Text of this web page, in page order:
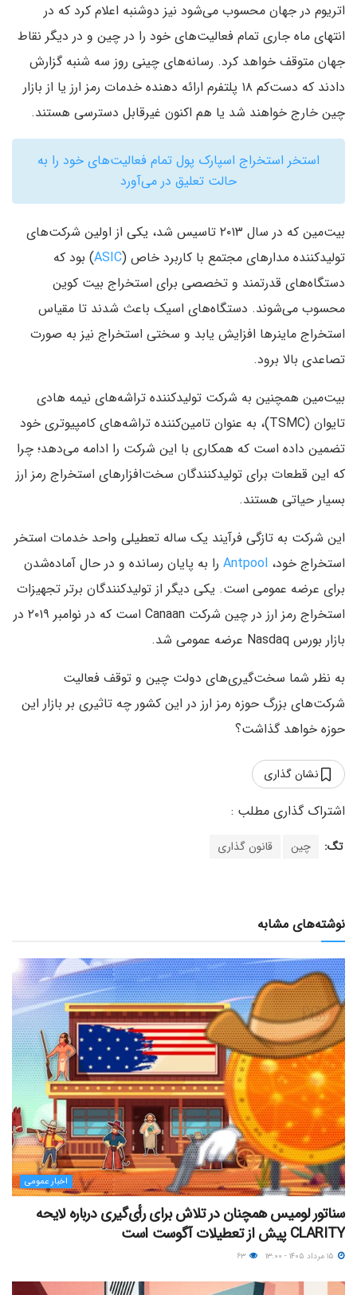
اتریوم در جهان محسوب می‌شود نیز دوشنبه اعلام کرد که در
انتهای ماه جاری تمام فعالیت‌های خود را در چین و در دیگر نقاط
جهان متوقف خواهد کرد. رسانه‌های چینی روز سه شنبه گزارش
دادند که دست‌کم ۱۸ پلتفرم ارائه دهنده خدمات رمز ارز یا از بازار
چین خارج خواهند شد یا هم اکنون غیرقابل دسترسی هستند.
استخر استخراج اسپارک پول تمام فعالیت‌های خود را به
حالت تعلیق در می‌آورد
بیت‌مین که در سال ۲۰۱۳ تاسیس شد، یکی از اولین شرکت‌های
تولیدکننده مدارهای مجتمع با کاربرد خاص (ASIC) بود که
دستگاه‌های قدرتمند و تخصصی برای استخراج بیت کوین
محسوب می‌شوند. دستگاه‌های اسیک باعث شدند تا مقیاس
استخراج ماینرها افزایش یابد و سختی استخراج نیز به صورت
تصاعدی بالا برود.
بیت‌مین همچنین به شرکت تولیدکننده تراشه‌های نیمه هادی
تایوان (TSMC)، به عنوان تامین‌کننده تراشه‌های کامپیوتری خود
تضمین داده است که همکاری با این شرکت را ادامه می‌دهد؛ چرا
که این قطعات برای تولید‌کنندگان سخت‌افزارهای استخراج رمز ارز
بسیار حیاتی هستند.
این شرکت به تازگی فرآیند یک ساله تعطیلی واحد خدمات استخر
استخراج خود، Antpool را به پایان رسانده و در حال آماده‌شدن
برای عرضه عمومی است. یکی دیگر از تولیدکنندگان برتر تجهیزات
استخراج رمز ارز در چین شرکت Canaan است که در نوامبر ۲۰۱۹ در
بازار بورس Nasdaq عرضه عمومی شد.
به نظر شما سخت‌گیری‌های دولت چین و توقف فعالیت
شرکت‌های بزرگ حوزه رمز ارز در این کشور چه تاثیری بر بازار این
حوزه خواهد گذاشت؟
نشان گذاری
تگ: چین قانون گذاری
نوشته‌های مشابه
اخبار عمومی
سناتور لومیس همچنان در تلاش برای رأی‌گیری درباره لایحه
CLARITY پیش از تعطیلات آگوست است